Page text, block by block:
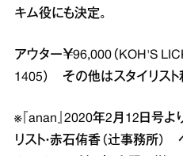
キム役にも決定。
アウター￥96,000（KOH'S
1405） その他はスタイリスト
※『anan』2020年2月12日号よ
リスト・赤石侑香（辻事務所）